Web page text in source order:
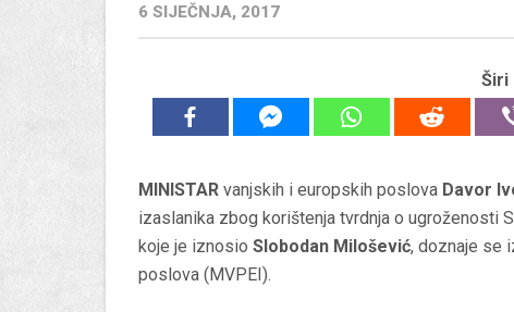
6 SIJEČNJA, 2017
Širi
MINISTAR vanjskih i europskih poslova Davor
izaslanika zbog korištenja tvrdnja o ugroženosti
koje je iznosio Slobodan Milošević, doznaje se
poslova (MVPEI).